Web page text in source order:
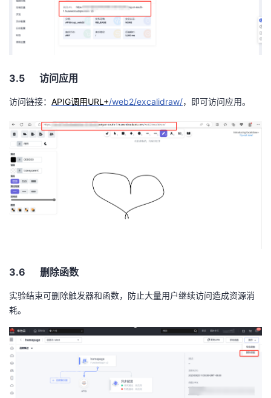
3.5 访问应用
访问链接： APIG调用URL+/web2/excalidraw/，即可访问应用。
3.6 删除函数
实验结束可删除触发器和函数，防止大量用户继续访问造成资源消
耗。